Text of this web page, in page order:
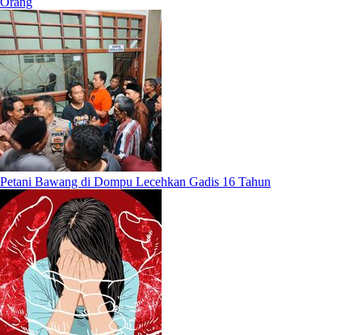
Petani Bawang di Dompu Lecehkan Gadis 16 Tahun